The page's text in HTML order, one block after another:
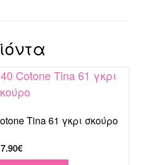
Tina 61 γκρι σκούρο
7.90€